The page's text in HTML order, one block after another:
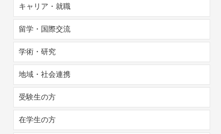
キャリア・就職
留学・国際交流
学術・研究
地域・社会連携
受験生の方
在学生の方